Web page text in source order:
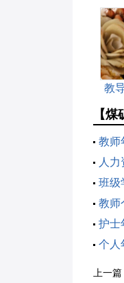
教
【
教师
人
班级
教师
护士
个人
上一篇